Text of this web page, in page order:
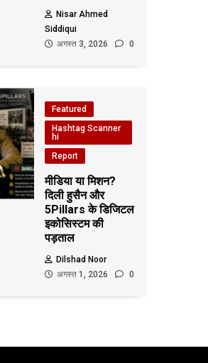
Nisar Ahmed
Siddiqui
अगस्त 3, 2026
0
Featured
Hashtag Scanner
hi
Report
मीडिया या मिशन?
दिली हुसैन और
5Pillars के डिजिटल
इकोसिस्टम की
पड़ताल
Dilshad Noor
अगस्त 1, 2026
0